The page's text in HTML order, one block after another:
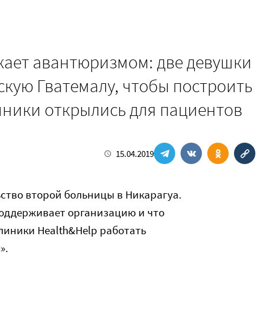
авантюризмом: две девушки
Гватемалу, чтобы построить
открылись для пациентов
15.04.2019
второй больницы в Никарагуа.
организацию и что
Health&Help работать